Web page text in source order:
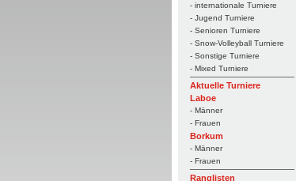
- internationale Turniere
- Jugend Turniere
- Senioren Turniere
- Snow-Volleyball Turniere
- Sonstige Turniere
- Mixed Turniere
Aktuelle Turniere
Laboe
- Männer
- Frauen
Borkum
- Männer
- Frauen
Ranglisten